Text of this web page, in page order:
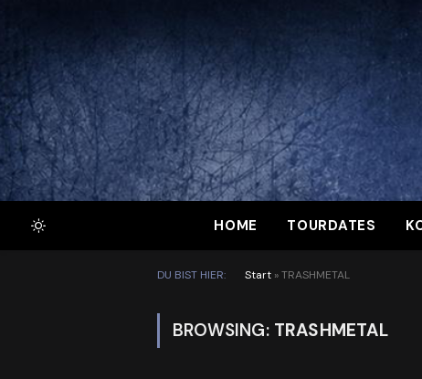
HOME TOURDATES
DU BIST HIER: Start »TRASHMETAL
BROWSING: TRASHMETAL